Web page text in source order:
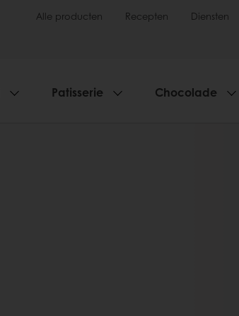
Alle producten Recepten Diensten
Patisserie Chocolade